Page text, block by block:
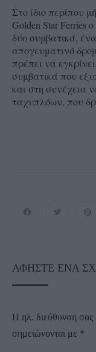
Στο ίδιο περίπου
Golden Star Ferries
δύο συμβατικά,
απογευματινό
πρέπει να
συμβατικά που
και στη συνέχεια
ταχυπλόων, που
ΑΦΉΣΤΕ ΈΝΑ
Η ηλ. διεύθυνση σας
σημειώνονται με *